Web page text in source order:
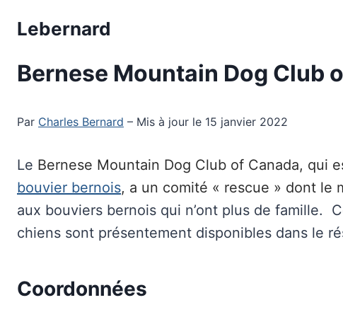
Lebernard
Bernese Mountain Dog Club
Par Charles Bernard – Mis à jour le 15 janvier 2022
Le Bernese Mountain Dog Club of Canada, qui
bouvier bernois, a un comité « rescue » dont le
aux bouviers bernois qui n’ont plus de famille.
chiens sont présentement disponibles dans le
Coordonnées